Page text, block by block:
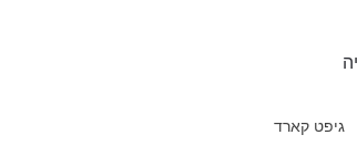
גיפט קארד